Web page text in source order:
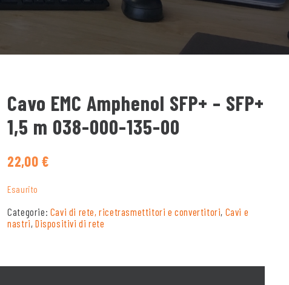
Cavo EMC Amphenol SFP+ – SFP+
1,5 m 038-000-135-00
22,00 €
Esaurito
Categorie: Cavi di rete, ricetrasmettitori e convertitori, Cavi e
nastri, Dispositivi di rete